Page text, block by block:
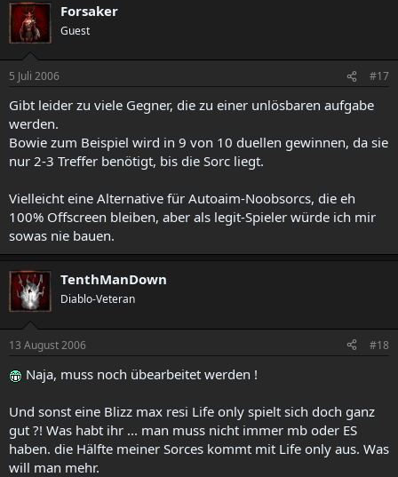
Forsaker
Guest
5 Juli 2006 #17
Gibt leider zu viele Gegner, die zu einer unlösbaren aufgabe
werden.
Bowie zum Beispiel wird in 9 von 10 duellen gewinnen, da sie
nur 2-3 Treffer benötigt, bis die Sorc liegt.
Vielleicht eine Alternative für Autoaim-Noobsorcs, die eh
100% Offscreen bleiben, aber als legit-Spieler würde ich mir
sowas nie bauen.
TenthManDown
Diablo-Veteran
13 August 2006 #18
Naja, muss noch übearbeitet werden !
Und sonst eine Blizz max resi Life only spielt sich doch ganz
gut ?! Was habt ihr ... man muss nicht immer mb oder ES
haben. die Hälfte meiner Sorces kommt mit Life only aus. Was
will man mehr.